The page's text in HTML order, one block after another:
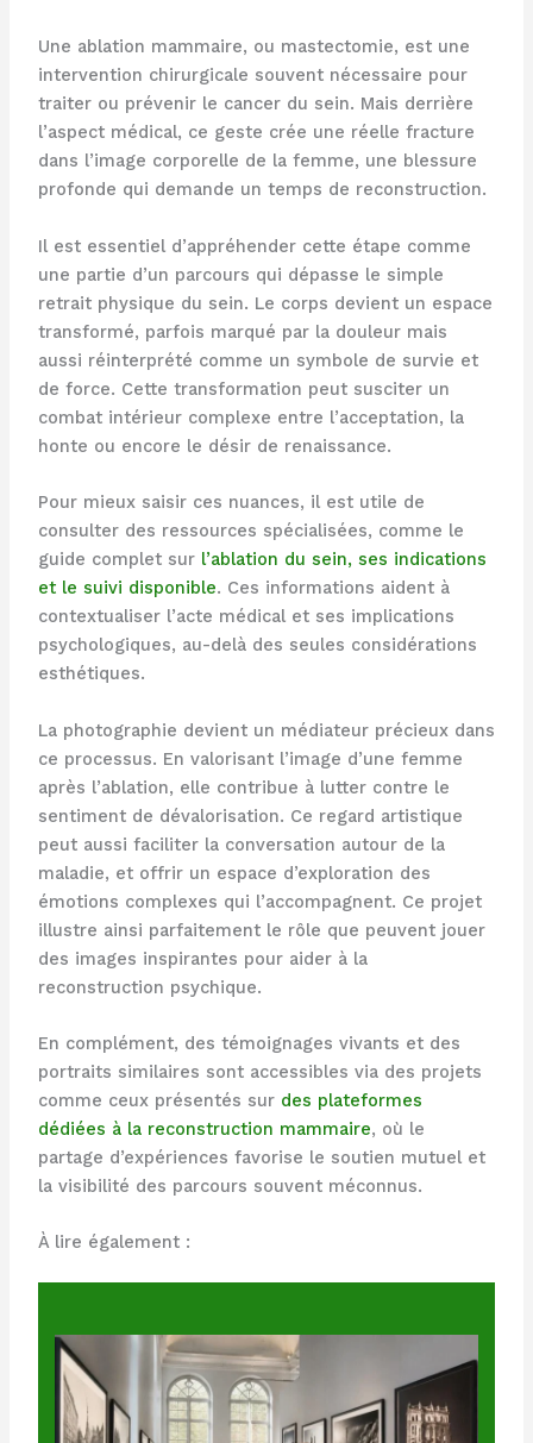
Une ablation mammaire, ou mastectomie, est une
intervention chirurgicale souvent nécessaire pour
traiter ou prévenir le cancer du sein. Mais derrière
l’aspect médical, ce geste crée une réelle fracture
dans l’image corporelle de la femme, une blessure
profonde qui demande un temps de reconstruction.
Il est essentiel d’appréhender cette étape comme
une partie d’un parcours qui dépasse le simple
retrait physique du sein. Le corps devient un espace
transformé, parfois marqué par la douleur mais
aussi réinterprété comme un symbole de survie et
de force. Cette transformation peut susciter un
combat intérieur complexe entre l’acceptation, la
honte ou encore le désir de renaissance.
Pour mieux saisir ces nuances, il est utile de
consulter des ressources spécialisées, comme le
guide complet sur l’ablation du sein, ses indications
et le suivi disponible. Ces informations aident à
contextualiser l’acte médical et ses implications
psychologiques, au-delà des seules considérations
esthétiques.
La photographie devient un médiateur précieux dans
ce processus. En valorisant l’image d’une femme
après l’ablation, elle contribue à lutter contre le
sentiment de dévalorisation. Ce regard artistique
peut aussi faciliter la conversation autour de la
maladie, et offrir un espace d’exploration des
émotions complexes qui l’accompagnent. Ce projet
illustre ainsi parfaitement le rôle que peuvent jouer
des images inspirantes pour aider à la
reconstruction psychique.
En complément, des témoignages vivants et des
portraits similaires sont accessibles via des projets
comme ceux présentés sur des plateformes
dédiées à la reconstruction mammaire, où le
partage d’expériences favorise le soutien mutuel et
la visibilité des parcours souvent méconnus.
À lire également :